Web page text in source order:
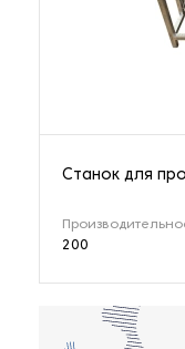
Станок для
200